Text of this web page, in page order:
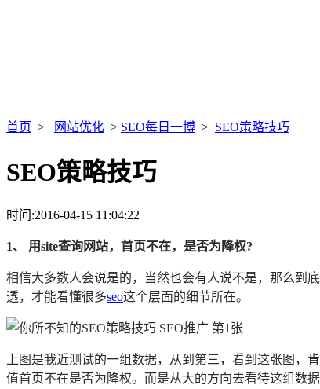
首页 > 网站优化 > SEO每日一博 > SEO策略技巧
SEO策略技巧
时间:2016-04-15 11:04:22
1、 用site查询网站，首页不在，是否为降权?
相信大多数人会说是的，当然也会有人说不是，那么到
透，才能看懂很多seo这个层面的细节所在。
上图是我近测试的一组数据，从到第三，看到这张图，
值首页不在是否为降权。而是从大的方向去看待这组数